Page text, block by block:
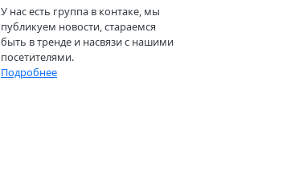
У нас есть группа в контаке, мы
публикуем новости, стараемся
быть в тренде и насвязи с нашими
посетителями.
Подробнее